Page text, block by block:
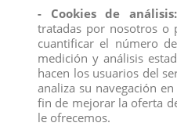
GATO MAINE COON
View
- Cookies de análisis:
tratadas por nosotros o
cuantificar el número
medición y análisis
hacen los usuarios del
analiza su navegación
fin de mejorar la oferta
le ofrecemos.